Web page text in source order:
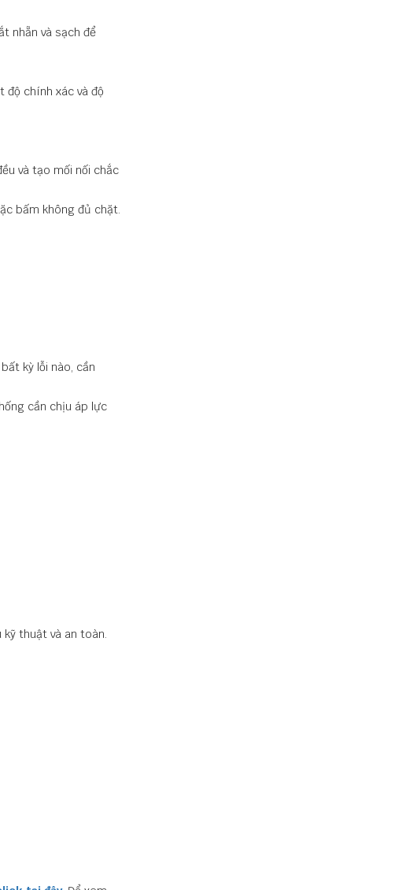
nhẵn và sạch để
độ chính xác và độ
và tạo mối nối chắc
bấm không đủ chặt.
kỳ lỗi nào, cần
cần chịu áp lực
thuật và an toàn.